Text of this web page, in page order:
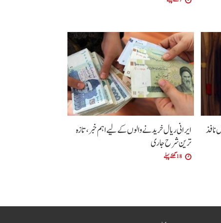
نافذ
ایرانی ریال خریدنے والوں کے لیے اہم خبر، تازہ
ترین شرح جاری
18 گھنٹے پہلے